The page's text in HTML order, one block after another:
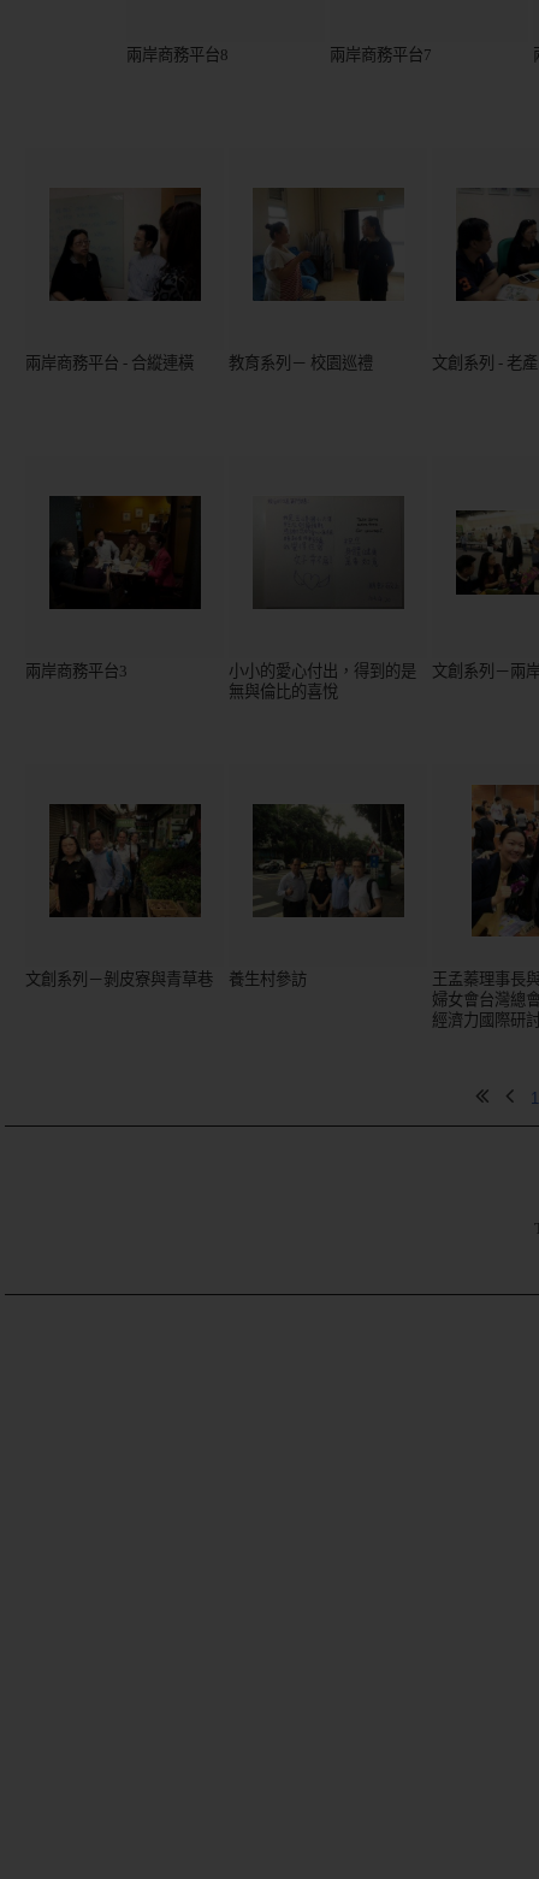
兩岸商務平台8 兩岸商務平台7
兩岸商務平台 - 合縱連橫 教育系列－ 校園巡禮 文創系列 - 老
兩岸商務平台3
小小的愛心付出，得到的是
無與倫比的喜悅
文創系列－兩
文創系列－剝皮寮與青草巷 養生村參訪
王孟蓁理事長
婦女會台灣總
經濟力國際研
1